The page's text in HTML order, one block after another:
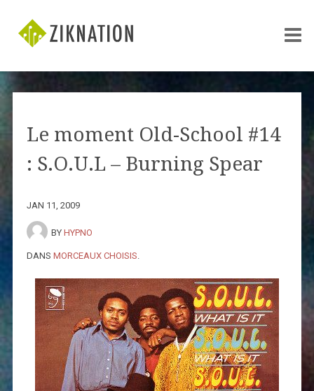
Le moment Old-School #14
: S.O.U.L – Burning Spear
JAN 11, 2009
BY HYPNO
DANS MORCEAUX CHOISIS